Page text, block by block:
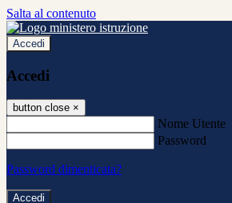
Salta al contenuto
Accedi
Accedi
button close ×
Nome Utente
Password
Password dimenticata?